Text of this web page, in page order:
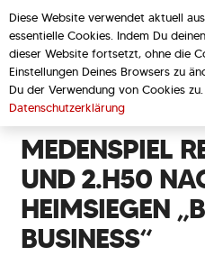
MEDENSPIEL
UND 2.H50
HEIMSIEGEN
BUSINESS“
zurück zur
Diese Website verwendet aktuell
essentielle Cookies. Indem Du
dieser Website fortsetzt, ohne die
Einstellungen Deines Browsers zu
Du der Verwendung von Cookies zu.
Datenschutzerklärung